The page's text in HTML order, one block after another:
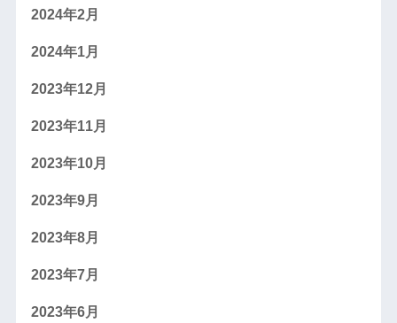
2024年2月
2024年1月
2023年12月
2023年11月
2023年10月
2023年9月
2023年8月
2023年7月
2023年6月